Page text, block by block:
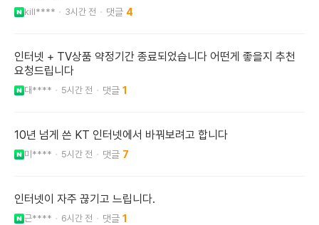
kill**** 3시간 전 4
인터넷 + TV상품 약정기간 종료되었습니다 어떤게 좋을지 추천
요청드립니다
대**** 5시간 전 1
10년 넘게 쓴 KT 인터넷에서 바꿔보려고 합니다
미**** 5시간 전 7
인터넷이 자주 끊기고 느립니다.
근**** 6시간 전 1